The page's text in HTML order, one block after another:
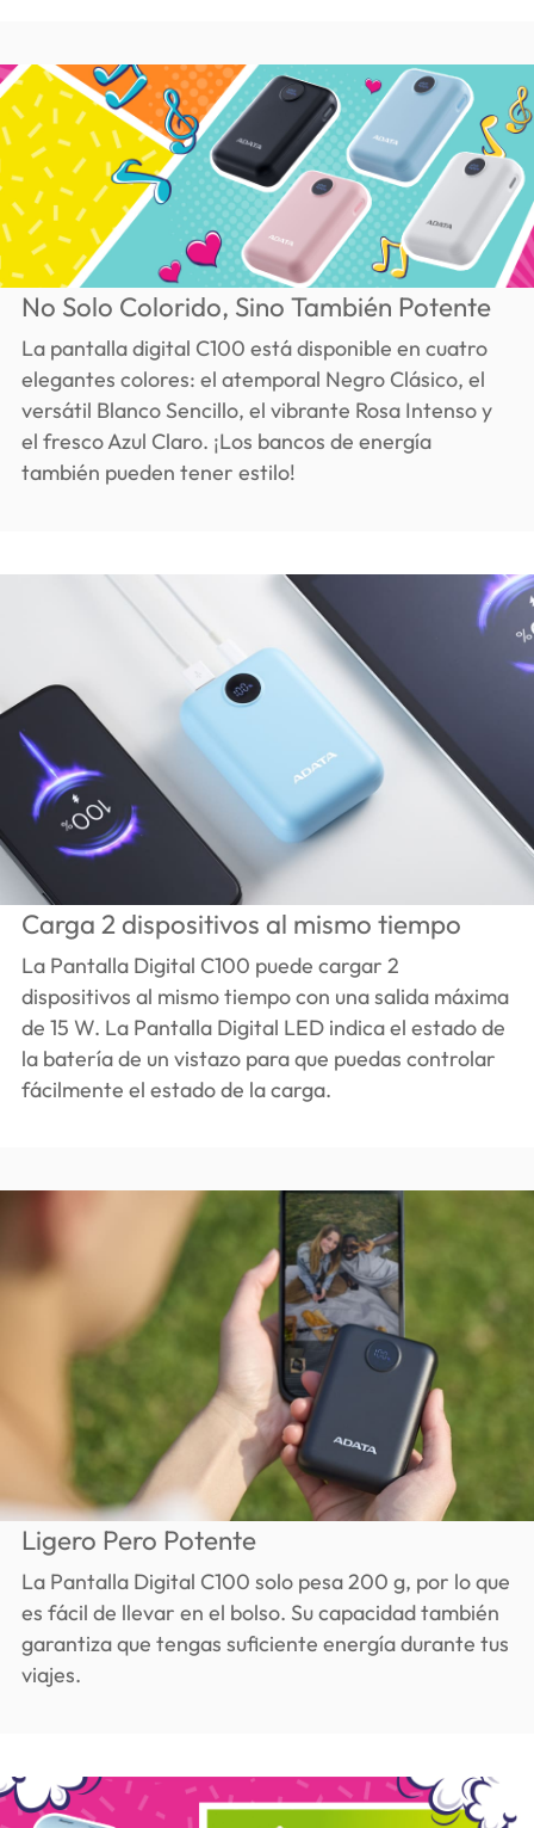
No Solo Colorido, Sino También Potente
La pantalla digital C100 está disponible en cuatro
elegantes colores: el atemporal Negro Clásico, el
versátil Blanco Sencillo, el vibrante Rosa Intenso y
el fresco Azul Claro. ¡Los bancos de energía
también pueden tener estilo!
Carga 2 dispositivos al mismo tiempo
La Pantalla Digital C100 puede cargar 2
dispositivos al mismo tiempo con una salida máxima
de 15 W. La Pantalla Digital LED indica el estado de
la batería de un vistazo para que puedas controlar
fácilmente el estado de la carga.
Ligero Pero Potente
La Pantalla Digital C100 solo pesa 200 g, por lo que
es fácil de llevar en el bolso. Su capacidad también
garantiza que tengas suficiente energía durante tus
viajes.